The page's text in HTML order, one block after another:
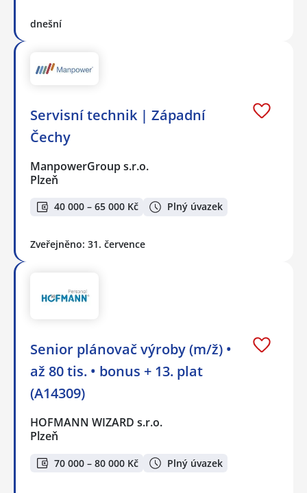
dnešní
Servisní technik | Západní
Čechy
ManpowerGroup s.r.o.
Plzeň
40 000 – 65 000 Kč Plný úvazek
Zveřejněno: 31. července
Senior plánovač výroby (m/ž) •
až 80 tis. • bonus + 13. plat
(A14309)
HOFMANN WIZARD s.r.o.
Plzeň
70 000 – 80 000 Kč Plný úvazek